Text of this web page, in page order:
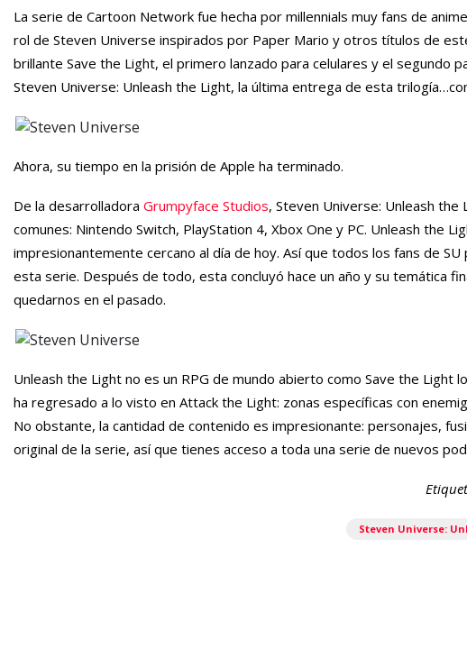
La serie de Cartoon Network fue hecha por millennials muy fans de
rol de Steven Universe inspirados por Paper Mario y otros títulos de
brillante Save the Light, el primero lanzado para celulares y el segundo
Steven Universe: Unleash the Light, la última entrega de esta
Ahora, su tiempo en la prisión de Apple ha terminado.
De la desarrolladora Grumpyface Studios, Steven Universe: Unleash
comunes: Nintendo Switch, PlayStation 4, Xbox One y PC. Unleash the
impresionantemente cercano al día de hoy. Así que todos los fans de
esta serie. Después de todo, esta concluyó hace un año y su temática
quedarnos en el pasado.
Unleash the Light no es un RPG de mundo abierto como Save the
ha regresado a lo visto en Attack the Light: zonas específicas con
No obstante, la cantidad de contenido es impresionante: personajes,
original de la serie, así que tienes acceso a toda una serie de nuevos
Steven Universe: